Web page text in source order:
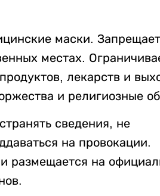
маски.
местах.
лекарств и
и религиозные
сведения, не
на провокации.
размещается на